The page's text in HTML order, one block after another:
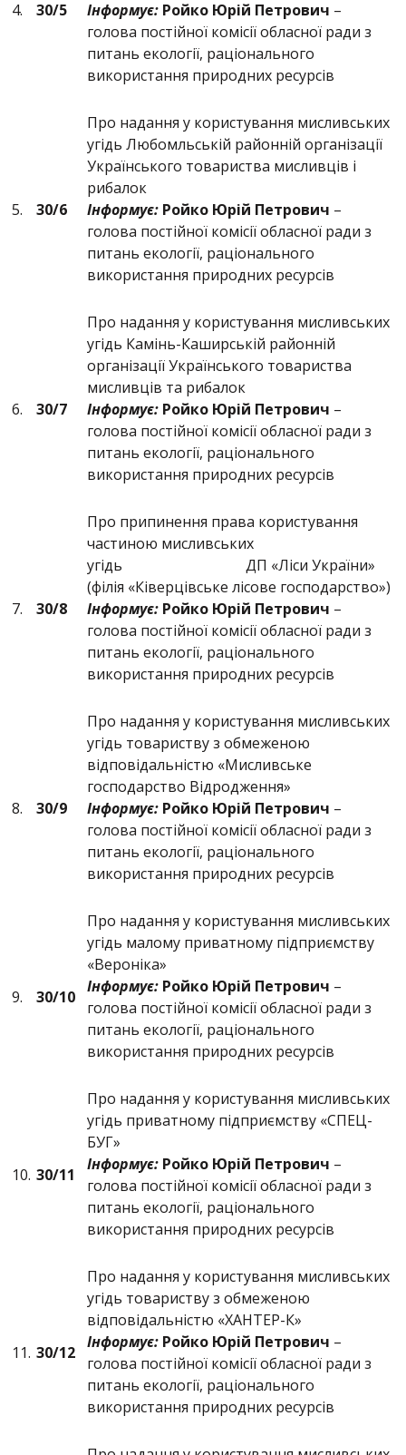
4. 30/5
Інформує: Ройко Юрій Петрович –
голова постійної комісії обласної ради з
питань екології, раціонального
використання природних ресурсів
5. 30/6
Про надання у користування мисливських
угідь Любомльській районній організації
Українського товариства мисливців і
рибалок
Інформує: Ройко Юрій Петрович –
голова постійної комісії обласної ради з
питань екології, раціонального
використання природних ресурсів
6. 30/7
Про надання у користування мисливських
угідь Камінь-Каширській районній
організації Українського товариства
мисливців та рибалок
Інформує: Ройко Юрій Петрович –
голова постійної комісії обласної ради з
питань екології, раціонального
використання природних ресурсів
7. 30/8
Про припинення права користування
частиною мисливських
угідь ДП «Ліси України»
(філія «Ківерцівське лісове господарство»)
Інформує: Ройко Юрій Петрович –
голова постійної комісії обласної ради з
питань екології, раціонального
використання природних ресурсів
8. 30/9
Про надання у користування мисливських
угідь товариству з обмеженою
відповідальністю «Мисливське
господарство Відродження»
Інформує: Ройко Юрій Петрович –
голова постійної комісії обласної ради з
питань екології, раціонального
використання природних ресурсів
9. 30/10
Про надання у користування мисливських
угідь малому приватному підприємству
«Вероніка»
Інформує: Ройко Юрій Петрович –
голова постійної комісії обласної ради з
питань екології, раціонального
використання природних ресурсів
10. 30/11
Про надання у користування мисливських
угідь приватному підприємству «СПЕЦ-
БУГ»
Інформує: Ройко Юрій Петрович –
голова постійної комісії обласної ради з
питань екології, раціонального
використання природних ресурсів
11. 30/12
Про надання у користування мисливських
угідь товариству з обмеженою
відповідальністю «ХАНТЕР-К»
Інформує: Ройко Юрій Петрович –
голова постійної комісії обласної ради з
питань екології, раціонального
використання природних ресурсів